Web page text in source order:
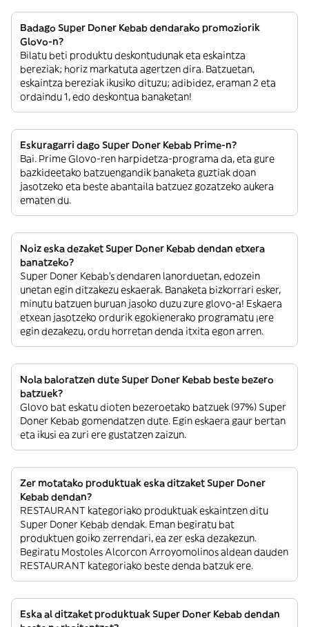
Badago Super Doner Kebab dendarako promoziorik
Glovo-n?
Bilatu beti produktu deskontudunak eta eskaintza
bereziak; horiz markatuta agertzen dira. Batzuetan,
eskaintza bereziak ikusiko dituzu; adibidez, eraman 2 eta
ordaindu 1, edo deskontua banaketan!
Eskuragarri dago Super Doner Kebab Prime-n?
Bai. Prime Glovo-ren harpidetza-programa da, eta gure
bazkideetako batzuengandik banaketa guztiak doan
jasotzeko eta beste abantaila batzuez gozatzeko aukera
ematen du.
Noiz eska dezaket Super Doner Kebab dendan etxera
banatzeko?
Super Doner Kebab’s dendaren lanorduetan, edozein
unetan egin ditzakezu eskaerak. Banaketa bizkorrari esker,
minutu batzuen buruan jasoko duzu zure glovo-a! Eskaera
etxean jasotzeko ordurik egokienerako programatu ¡ere
egin dezakezu, ordu horretan denda itxita egon arren.
Nola baloratzen dute Super Doner Kebab beste bezero
batzuek?
Glovo bat eskatu dioten bezeroetako batzuek (97%) Super
Doner Kebab gomendatzen dute. Egin eskaera gaur bertan
eta ikusi ea zuri ere gustatzen zaizun.
Zer motatako produktuak eska ditzaket Super Doner
Kebab dendan?
RESTAURANT kategoriako produktuak eskaintzen ditu
Super Doner Kebab dendak. Eman begiratu bat
produktuen goiko zerrendari, ea zer eska dezakezun.
Begiratu Mostoles Alcorcon Arroyomolinos aldean dauden
RESTAURANT kategoriako beste denda batzuk ere.
Eska al ditzaket produktuak Super Doner Kebab dendan